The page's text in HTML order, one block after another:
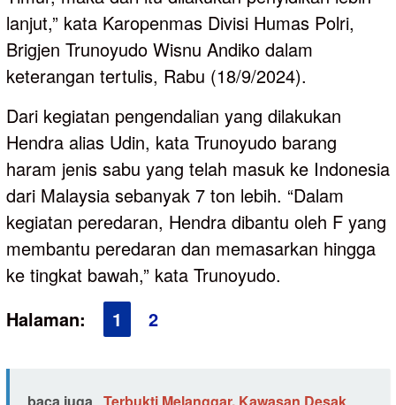
lanjut,” kata Karopenmas Divisi Humas Polri,
Brigjen Trunoyudo Wisnu Andiko dalam
keterangan tertulis, Rabu (18/9/2024).
Dari kegiatan pengendalian yang dilakukan
Hendra alias Udin, kata Trunoyudo barang
haram jenis sabu yang telah masuk ke Indonesia
dari Malaysia sebanyak 7 ton lebih. “Dalam
kegiatan peredaran, Hendra dibantu oleh F yang
membantu peredaran dan memasarkan hingga
ke tingkat bawah,” kata Trunoyudo.
Halaman:
1 2
baca juga Terbukti Melanggar, Kawasan Desak